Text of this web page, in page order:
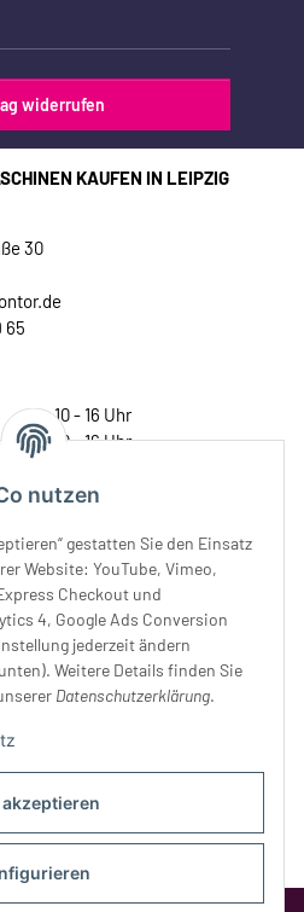
nutzen
gestatten Sie den Einsatz
Website: YouTube, Vimeo,
Checkout und
4, Google Ads Conversion
jederzeit ändern
Weitere Details finden Sie
Datenschutzerklärung.
widerrufen
KAUFEN IN LEIPZIG
30
65
10 - 16 Uhr
10 - 16 Uhr
10 - 18 Uhr
10 - 14 Uhr